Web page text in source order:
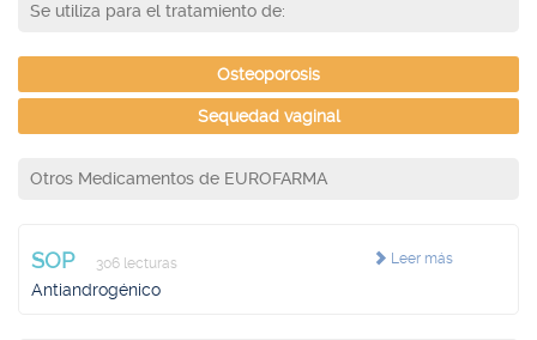
Se utiliza para el tratamiento de:
Osteoporosis
Sequedad vaginal
Otros Medicamentos de EUROFARMA
Leer más
SOP 306 lecturas
Antiandrogénico